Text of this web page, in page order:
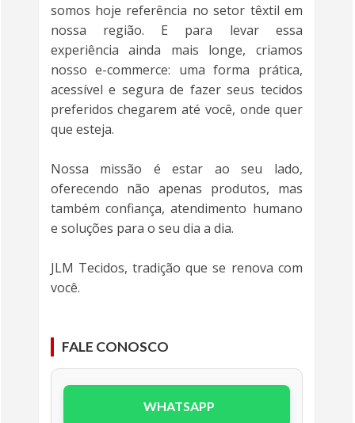
somos hoje referência no setor têxtil em
nossa região. E para levar essa
experiência ainda mais longe, criamos
nosso e-commerce: uma forma prática,
acessível e segura de fazer seus tecidos
preferidos chegarem até você, onde quer
que esteja.
Nossa missão é estar ao seu lado,
oferecendo não apenas produtos, mas
também confiança, atendimento humano
e soluções para o seu dia a dia.
JLM Tecidos, tradição que se renova com
você.
FALE CONOSCO
WHATSAPP